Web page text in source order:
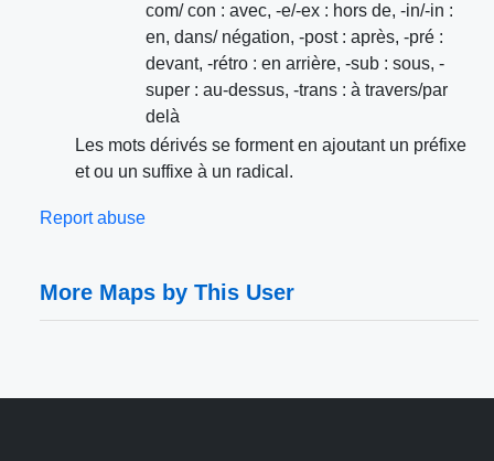
com/ con : avec, -e/-ex : hors de, -in/-in :
en, dans/ négation, -post : après, -pré :
devant, -rétro : en arrière, -sub : sous, -
super : au-dessus, -trans : à travers/par
delà
Les mots dérivés se forment en ajoutant un préfixe
et ou un suffixe à un radical.
Report abuse
More Maps by This User